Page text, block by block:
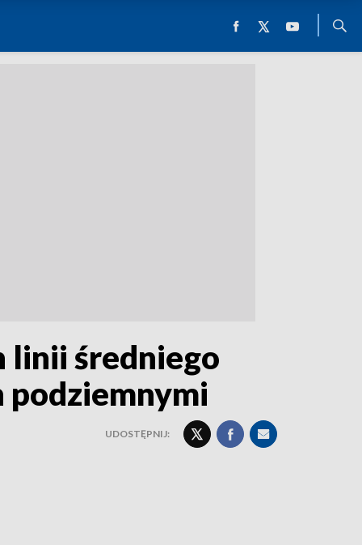
linii średniego
podziemnymi
UDOSTĘPNIJ: